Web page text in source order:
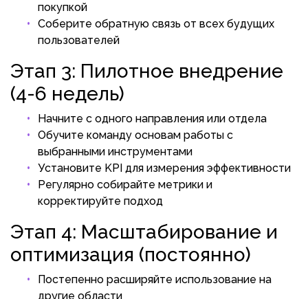
покупкой
Соберите обратную связь от всех будущих
пользователей
Этап 3: Пилотное внедрение
(4-6 недель)
Начните с одного направления или отдела
Обучите команду основам работы с
выбранными инструментами
Установите KPI для измерения эффективности
Регулярно собирайте метрики и
корректируйте подход
Этап 4: Масштабирование и
оптимизация (постоянно)
Постепенно расширяйте использование на
другие области